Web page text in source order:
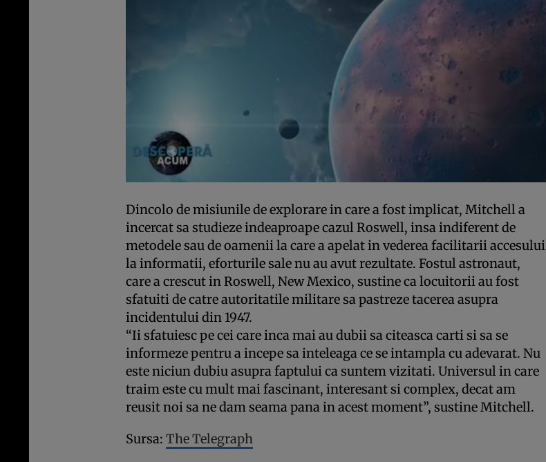
Dincolo de misiunile de explorare in care a fost implicat, Mitchell a
incercat sa studieze indeaproape cazul Roswell, insa indiferent de
metodele sau de oamenii la care a apelat in vederea facilitarii accesului
la informatii, eforturile sale nu au avut rezultate. Fostul astronaut,
care a crescut in Roswell, New Mexico, sustine ca locuitorii au fost
sfatuiti de catre autoritatile militare sa pastreze tacerea asupra
incidentului din 1947.
“Ii sfatuiesc pe cei care inca mai au dubii sa citeasca carti si sa se
informeze pentru a incepe sa inteleaga ce se intampla cu adevarat. Nu
este niciun dubiu asupra faptului ca suntem vizitati. Universul in care
traim este cu mult mai fascinant, interesant si complex, decat am
reusit noi sa ne dam seama pana in acest moment”, sustine Mitchell.
Sursa: The Telegraph